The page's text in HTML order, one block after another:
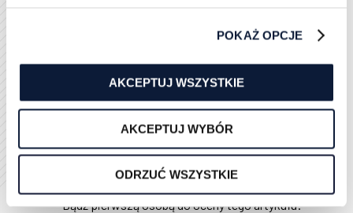
POKAŻ OPCJE
AKCEPTUJ WSZYSTKIE
AKCEPTUJ WYBÓR
ODRZUĆ WSZYSTKIE
realną wartość i wiarygodność w oczach Google.
Oceń ten artykuł
Bądź pierwszą osobą do oceny tego artykułu!